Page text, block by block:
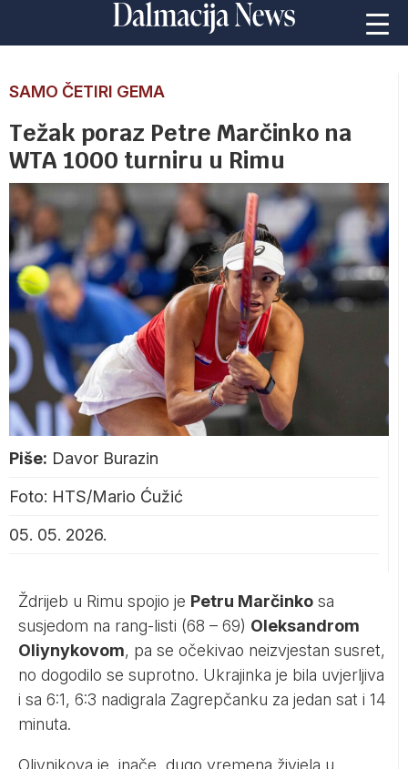
SAMO ČETIRI GEMA
Težak poraz Petre Marčinko na
WTA 1000 turniru u Rimu
Piše: Davor Burazin
Foto: HTS/Mario Ćužić
05. 05. 2026.
Ždrijeb u Rimu spojio je Petru Marčinko sa
susjedom na rang-listi (68 – 69) Oleksandrom
Oliynykovom, pa se očekivao neizvjestan susret,
no dogodilo se suprotno. Ukrajinka je bila uvjerljiva
i sa 6:1, 6:3 nadigrala Zagrepčanku za jedan sat i 14
minuta.
Oliynikova je, inače, dugo vremena živjela u